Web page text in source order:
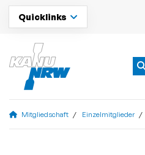
Quicklinks
Mitgliedschaft Einzelmitglieder